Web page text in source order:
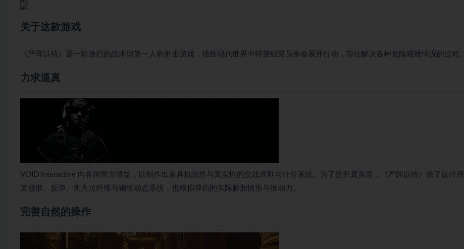
关于这款游戏
《严阵以待》是一款激烈的战术型第一人称射击游戏，描绘现代世界中特警组警员奉命展开行动，前往解决各种危险艰难情况的过程。
力求逼真
VOID Interactive 向各国警方请益，以制作出兼具挑战性与真实性的交战准则与计分系统。为了提升真实度，《严阵以待》除了设计弹
道侵彻、反弹、凯夫拉纤维与钢板动态系统，也模拟弹药的实际膨胀情形与推动力。
完善自然的操作